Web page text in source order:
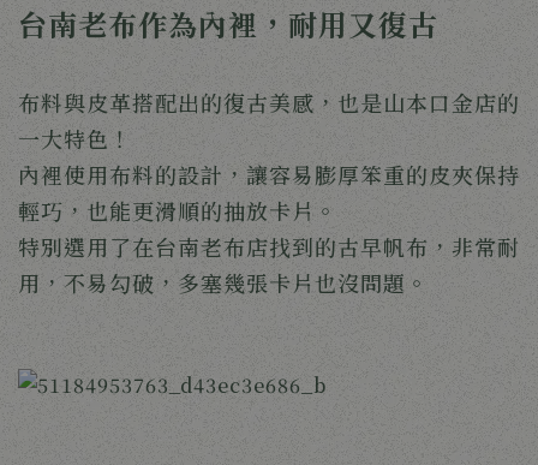
台南老布作為內裡，耐用又復古
布料與皮革搭配出的復古美感，也是山本口金店的
一大特色！
內裡使用布料的設計，讓容易膨厚笨重的皮夾保持
輕巧，也能更滑順的抽放卡片。
特別選用了在台南老布店找到的古早帆布，非常耐
用，不易勾破，多塞幾張卡片也沒問題。